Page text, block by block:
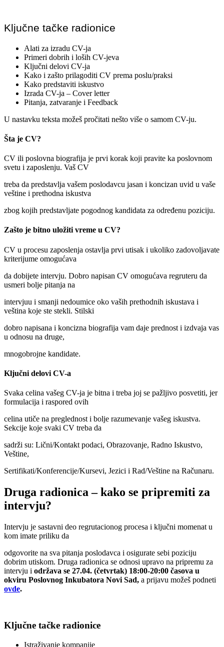
Ključne tačke radionice
Alati za izradu CV-ja
Primeri dobrih i loših CV-jeva
Ključni delovi CV-ja
Kako i zašto prilagoditi CV prema poslu/praksi
Kako predstaviti iskustvo
Izrada CV-ja – Cover letter
Pitanja, zatvaranje i Feedback
U nastavku teksta možeš pročitati nešto više o samom CV-ju.
Šta je CV?
CV ili poslovna biografija je prvi korak koji pravite ka poslovnom
svetu i zaposlenju. Vaš CV
treba da predstavlja vašem poslodavcu jasan i koncizan uvid u vaše
veštine i prethodna iskustva
zbog kojih predstavljate pogodnog kandidata za određenu poziciju.
Zašto je bitno uložiti vreme u CV?
CV u procesu zaposlenja ostavlja prvi utisak i ukoliko zadovoljavate
kriterijume omogućava
da dobijete intervju. Dobro napisan CV omogućava regruteru da
usmeri bolje pitanja na
intervjuu i smanji nedoumice oko vaših prethodnih iskustava i
veština koje ste stekli. Stilski
dobro napisana i koncizna biografija vam daje prednost i izdvaja vas
u odnosu na druge,
mnogobrojne kandidate.
Ključni delovi CV-a
Svaka celina vašeg CV-ja je bitna i treba joj se pažljivo posvetiti, jer
formulacija i raspored ovih
celina utiče na preglednost i bolje razumevanje vašeg iskustva.
Sekcije koje svaki CV treba da
sadrži su: Lični/Kontakt podaci, Obrazovanje, Radno Iskustvo,
Veštine,
Sertifikati/Konferencije/Kursevi, Jezici i Rad/Veštine na Računaru.
Druga radionica – kako se pripremiti za
intervju?
Intervju je sastavni deo regrutacionog procesa i ključni momenat u
kom imate priliku da
odgovorite na sva pitanja poslodavca i osigurate sebi poziciju
dobrim utiskom. Druga radionica se odnosi upravo na pripremu za
intervju i održava se 27.04. (četvrtak) 18:00-20:00 časova u
okviru Poslovnog Inkubatora Novi Sad, a prijavu možeš podneti
ovde.
Ključne tačke radionice
Istraživanje kompanije